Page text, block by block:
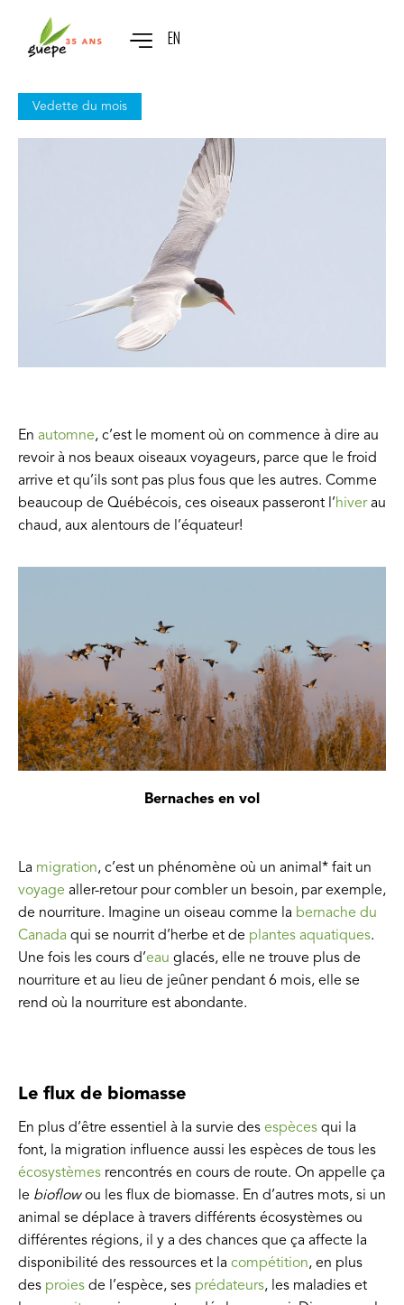
EN
Vedette du mois
En automne, c’est le moment où on commence à dire au
revoir à nos beaux oiseaux voyageurs, parce que le froid
arrive et qu’ils sont pas plus fous que les autres. Comme
beaucoup de Québécois, ces oiseaux passeront l’hiverau
chaud, aux alentours de l’équateur!
Bernaches en vol
La migration, c’est un phénomène où un animal* fait un
voyage aller-retour pour combler un besoin, par exemple,
de nourriture. Imagine un oiseau comme la bernache du
Canada qui se nourrit d’herbe et de plantes aquatiques.
Une fois les cours d’eau glacés, elle ne trouve plus de
nourriture et au lieu de jeûner pendant 6 mois, elle se
rend où la nourriture est abondante.
Le flux de biomasse
En plus d’être essentiel à la survie des espèces qui la
font, la migration influence aussi les espèces de tous les
écosystèmes rencontrés en cours de route. On appelle ça
le bioflowou les flux de biomasse. En d’autres mots, si un
animal se déplace à travers différents écosystèmes ou
différentes régions, il y a des chances que ça affecte la
disponibilité des ressources et la compétition, en plus
des proies de l’espèce, ses prédateurs, les maladies et